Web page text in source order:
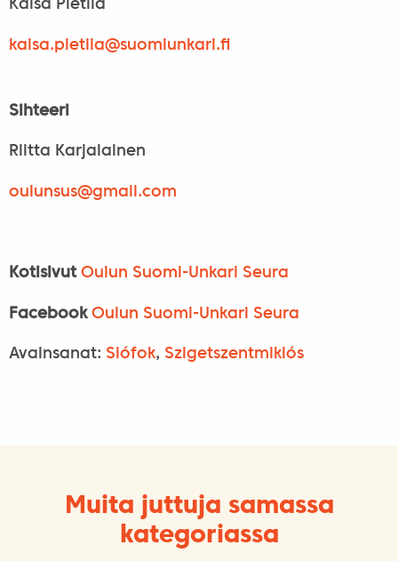
Kaisa Pietilä
kaisa.pietila@suomiunkari.fi
Sihteeri
Riitta Karjalainen
oulunsus@gmail.com
Kotisivut Oulun Suomi-Unkari Seura
Facebook Oulun Suomi-Unkari Seura
Avainsanat: Siófok, Szigetszentmiklós
Muita juttuja samassa
kategoriassa